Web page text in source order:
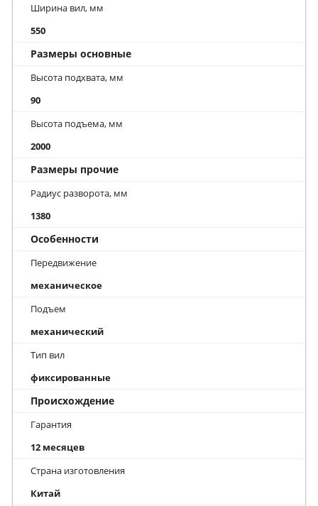
Ширина вил, мм
550
Размеры основные
Высота подхвата, мм
90
Высота подъема, мм
2000
Размеры прочие
Радиус разворота, мм
1380
Особенности
Передвижение
механическое
Подъем
механический
Тип вил
фиксированные
Происхождение
Гарантия
12 месяцев
Страна изготовления
Китай